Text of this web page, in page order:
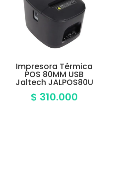
Impresora Térmica
POS 80MM USB
Jaltech JALPOS80U
$ 310.000